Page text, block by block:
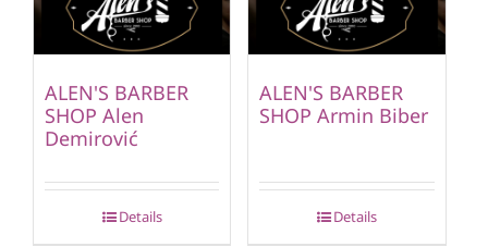
ALEN'S BARBER
SHOP Alen
Demirović
Details
ALEN'S BARBER
SHOP Armin Biber
Details